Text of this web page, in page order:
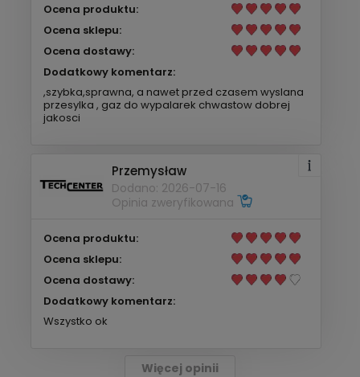
Ocena produktu:
Ocena sklepu:
Ocena dostawy:
Dodatkowy komentarz:
,szybka,sprawna, a nawet przed czasem wyslana
przesylka , gaz do wypalarek chwastow dobrej
jakosci
Przemysław
Dodano: 2026-07-16
Opinia zweryfikowana
Ocena produktu:
Ocena sklepu:
Ocena dostawy:
Dodatkowy komentarz:
Wszystko ok
Więcej opinii